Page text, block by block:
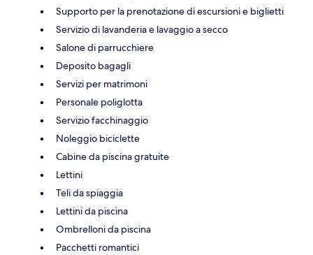
Supporto per la prenotazione di escursioni e biglietti
Servizio di lavanderia e lavaggio a secco
Salone di parrucchiere
Deposito bagagli
Servizi per matrimoni
Personale poliglotta
Servizio facchinaggio
Noleggio biciclette
Cabine da piscina gratuite
Lettini
Teli da spiaggia
Lettini da piscina
Ombrelloni da piscina
Pacchetti romantici